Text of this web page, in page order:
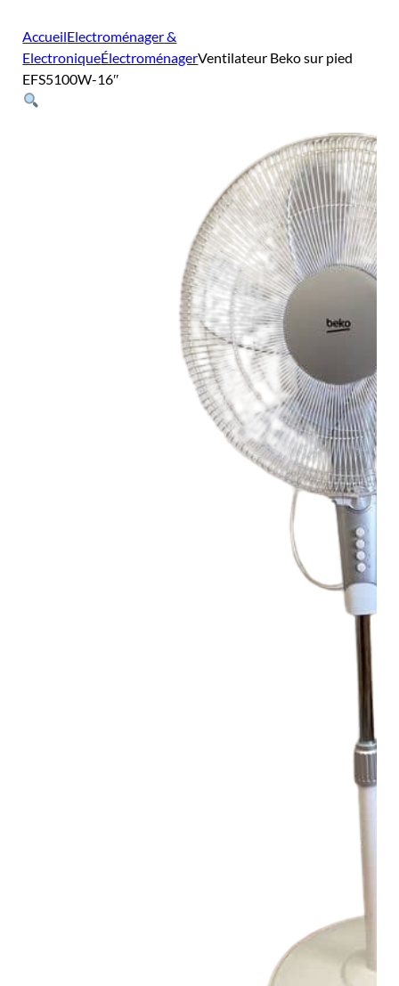
AccueilElectroménager &
ElectroniqueÉlectroménagerVentilateur Beko sur pied
EFS5100W-16″